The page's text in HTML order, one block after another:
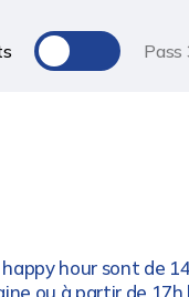
Toggle Pass
hour sont de
ou à partir de 17h